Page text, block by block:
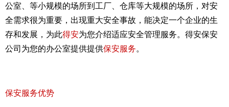
公室、等小规模的场所到工厂、仓库等大规模的场所，对安
全需求很为重要，出现重大安全事故，能决定一个企业的生
存和发展，为此得安为您介绍适应安全管理服务。得安保安
公司为您的办公室提供提供保安服务。
保安服务优势